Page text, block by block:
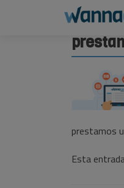
prestamos
Esta